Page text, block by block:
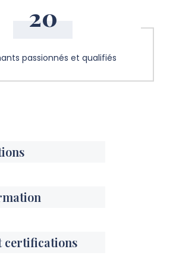
20
passionnés et qualifiés
certifications